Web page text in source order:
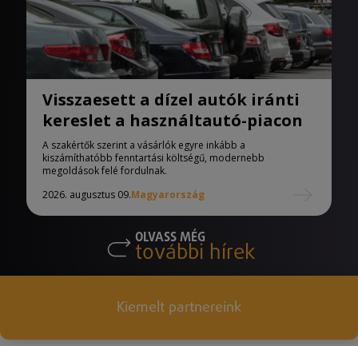
Visszaesett a dízel autók iránti
kereslet a használtautó-piacon
A szakértők szerint a vásárlók egyre inkább a
kiszámíthatóbb fenntartási költségű, modernebb
megoldások felé fordulnak.
2026. augusztus 09.Magyarország
OLVASS MÉG
további hírek
Kiemelt partnereink